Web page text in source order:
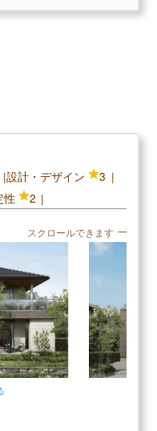
式】
り寄せる
始めよう
いる記事
きました
ンキの跳
らっている
信用はあ
仕方がない
が高かっ
いです。隙
侵入してく
いけれ
に不満があ
な家を注文
齢化と共に
た。カウン
額も安くコ
ンスも私自
設計・デザイン
3
性 2
スクロールできます